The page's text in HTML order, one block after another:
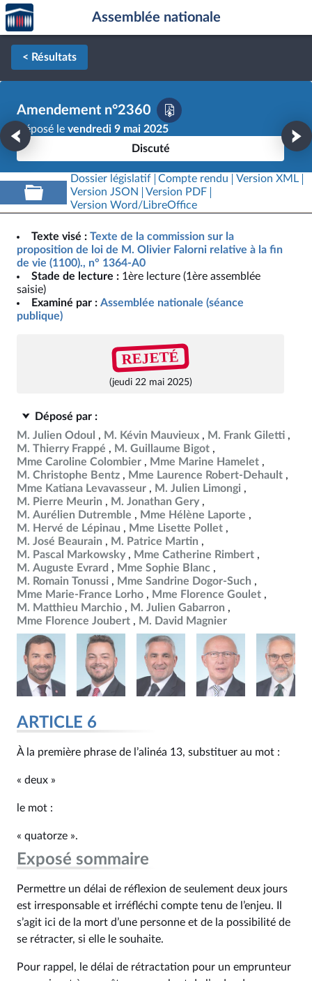
Aller au contenu
Aller en bas de la page
Accèder
à la
page
d'accueil
Assemblée nationale
< Résultats
Amendement n°2360
Déposé le vendredi 9 mai 2025
Discuté
Dossier législatif Compte rendu
Version XML
Version JSON
Version PDF
Version Word/LibreOffice
Texte visé : Texte de la commission sur la
proposition de loi de M. Olivier Falorni relative à la fin
de vie (1100)., n° 1364-A0
Stade de lecture : 1ère lecture (1ère assemblée
saisie)
Examiné par : Assemblée nationale (séance
publique)
REJETÉ
(jeudi 22 mai 2025)
Déposé par :
M. Julien Odoul
M. Kévin Mauvieux
M. Frank Giletti
M. Thierry Frappé
M. Guillaume Bigot
Mme Caroline Colombier
Mme Marine Hamelet
M. Christophe Bentz
Mme Laurence Robert-Dehault
Mme Katiana Levavasseur
M. Julien Limongi
M. Pierre Meurin
M. Jonathan Gery
M. Aurélien Dutremble
Mme Hélène Laporte
M. Hervé de Lépinau
Mme Lisette Pollet
M. José Beaurain
M. Patrice Martin
M. Pascal Markowsky
Mme Catherine Rimbert
M. Auguste Evrard
Mme Sophie Blanc
M. Romain Tonussi
Mme Sandrine Dogor-Such
Mme Marie-France Lorho
Mme Florence Goulet
M. Matthieu Marchio
M. Julien Gabarron
Mme Florence Joubert
M. David Magnier
ARTICLE 6
À la première phrase de l’alinéa 13, substituer au mot :
« deux »
le mot :
« quatorze ».
Exposé sommaire
Permettre un délai de réflexion de seulement deux jours
est irresponsable et irréfléchi compte tenu de l’enjeu. Il
s’agit ici de la mort d’une personne et de la possibilité de
se rétracter, si elle le souhaite.
Pour rappel, le délai de rétractation pour un emprunteur